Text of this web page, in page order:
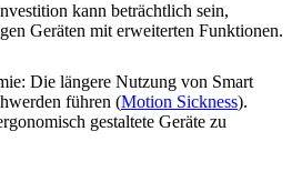
kann beträchtlich sein,
Geräten mit erweiterten Funktionen.
Die längere Nutzung von Smart
führen (Motion Sickness).
gestaltete Geräte zu